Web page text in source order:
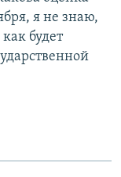
я не знаю,
как будет